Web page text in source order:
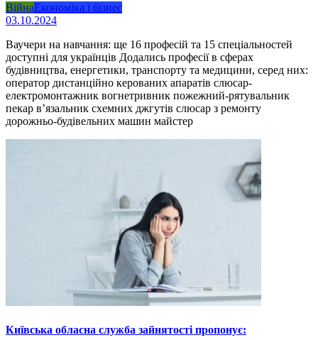
ВійнаЕкономіка і бізнес
03.10.2024
Ваучери на навчання: ще 16 професій та 15 спеціальностей
доступні для українців Додались професії в сферах
будівництва, енергетики, транспорту та медицини, серед них:
оператор дистанційно керованих апаратів слюсар-
електромонтажник вогнетривник пожежний-рятувальник
пекар в’язальник схемних джгутів слюсар з ремонту
дорожньо-будівельних машин майстер
Київська обласна служба зайнятості пропонує: